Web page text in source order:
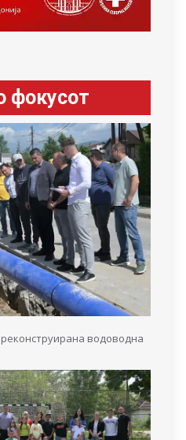
фокусот
водоводна